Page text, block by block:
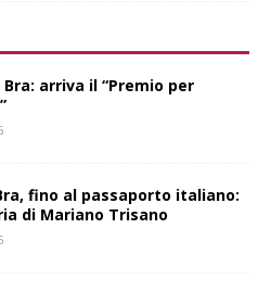
Bra: arriva il “Premio per
fino al passaporto italiano:
di Mariano Trisano